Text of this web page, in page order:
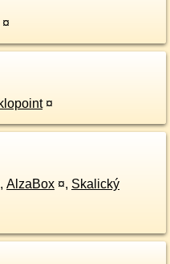
¤
¤
, AlzaBox ¤, Skalický